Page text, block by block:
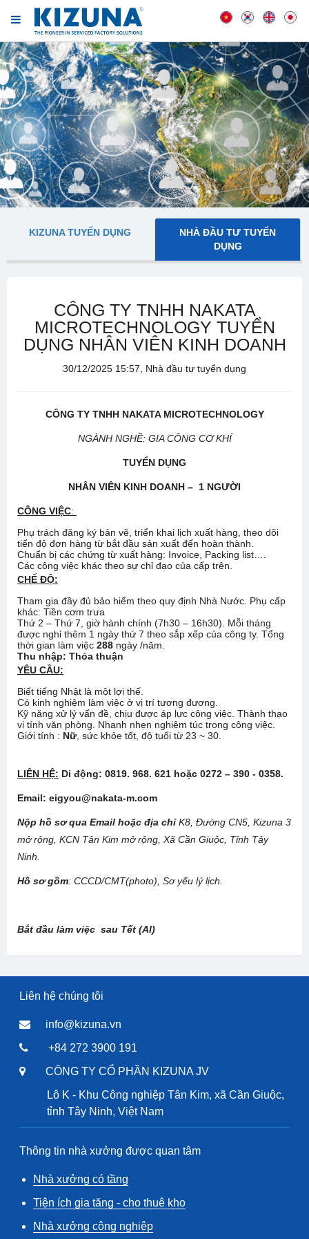
KIZUNA TUYỂN DỤNG
NHÀ ĐẦU TƯ TUYỂN
DỤNG
CÔNG TY TNHH NAKATA
MICROTECHNOLOGY TUYỂN
DỤNG NHÂN VIÊN KINH DOANH
30/12/2025 15:57, Nhà đầu tư tuyển dụng
CÔNG TY TNHH NAKATA MICROTECHNOLOGY
NGÀNH NGHỀ: GIA CÔNG CƠ KHÍ
TUYỂN DỤNG
NHÂN VIÊN KINH DOANH – 1 NGƯỜI
CÔNG VIỆC:
Phụ trách đăng ký bản vẽ, triển khai lịch xuất hàng, theo dõi
tiến độ đơn hàng từ bắt đầu sản xuất đến hoàn thành.
Chuẩn bị các chứng từ xuất hàng: Invoice, Packing list….
Các công việc khác theo sự chỉ đạo của cấp trên.
CHẾ ĐỘ:
Tham gia đầy đủ bảo hiểm theo quy định Nhà Nước. Phụ cấp
khác: Tiền cơm trưa
Thứ 2 – Thứ 7, giờ hành chính (7h30 – 16h30). Mỗi tháng
được nghỉ thêm 1 ngày thứ 7 theo sắp xếp của công ty. Tổng
thời gian làm việc 288 ngày /năm.
Thu nhập: Thỏa thuận
YÊU CẦU:
Biết tiếng Nhật là một lợi thế.
Có kinh nghiệm làm việc ở vị trí tương đương.
Kỹ năng xử lý vấn đề, chịu được áp lực công việc. Thành thạo
vi tính văn phòng. Nhanh nhẹn nghiêm túc trong công việc.
Giới tính : Nữ, sức khỏe tốt, độ tuổi từ 23 ~ 30.
LIÊN HỆ: Di động: 0819. 968. 621 hoặc 0272 – 390 - 0358.
Email: eigyou@nakata-m.com
Nộp hồ sơ qua Email hoặc địa chỉ K8, Đường CN5, Kizuna 3
mở rộng, KCN Tân Kim mở rộng, Xã Cần Giuộc, Tỉnh Tây
Ninh.
Hồ sơ gồm: CCCD/CMT(photo), Sơ yếu lý lịch.
Bắt đầu làm việc sau Tết (Al)
Liên hệ chúng tôi
info@kizuna.vn
+84 272 3900 191
CÔNG TY CỔ PHẦN KIZUNA JV
Lô K - Khu Công nghiệp Tân Kim, xã Cần Giuộc,
tỉnh Tây Ninh, Việt Nam
Thông tin nhà xưởng được quan tâm
Nhà xưởng có tầng
Tiện ích gia tăng - cho thuê kho
Nhà xưởng công nghiệp